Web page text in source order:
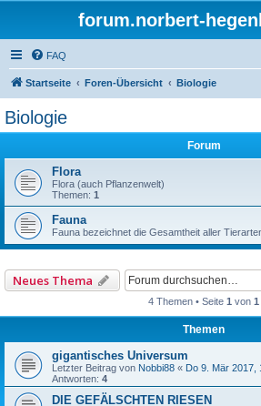
forum.norbert-
FAQ
Startseite Foren-Übersicht Biologie
Biologie
Forum
Flora
Flora (auch Pflanzenwelt)
Themen: 1
Fauna
Fauna bezeichnet die Gesamtheit aller
Neues Thema
4 Themen • Seite 1 von 1
Themen
gigantisches Universum
Letzter Beitrag von Nobbi88 « Do 9. Mär 2017,
Antworten: 4
DIE GEFÄLSCHTEN RIESEN